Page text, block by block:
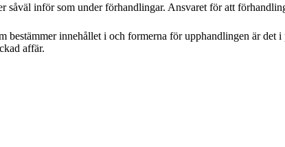
såväl inför som under förhandlingar. Ansvaret för att
bestämmer innehållet i och formerna för upphandlingen är
affär.